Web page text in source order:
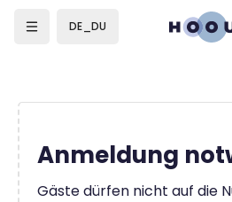
DE_DU
Anmeldung
Gäste dürfen nicht auf die